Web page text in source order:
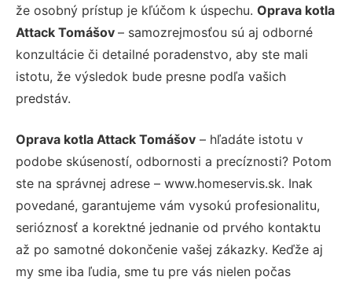
že osobný prístup je kľúčom k úspechu. Oprava kotla
Attack Tomášov – samozrejmosťou sú aj odborné
konzultácie či detailné poradenstvo, aby ste mali
istotu, že výsledok bude presne podľa vašich
predstáv.
Oprava kotla Attack Tomášov – hľadáte istotu v
podobe skúseností, odbornosti a precíznosti? Potom
ste na správnej adrese – www.homeservis.sk. Inak
povedané, garantujeme vám vysokú profesionalitu,
serióznosť a korektné jednanie od prvého kontaktu
až po samotné dokončenie vašej zákazky. Keďže aj
my sme iba ľudia, sme tu pre vás nielen počas